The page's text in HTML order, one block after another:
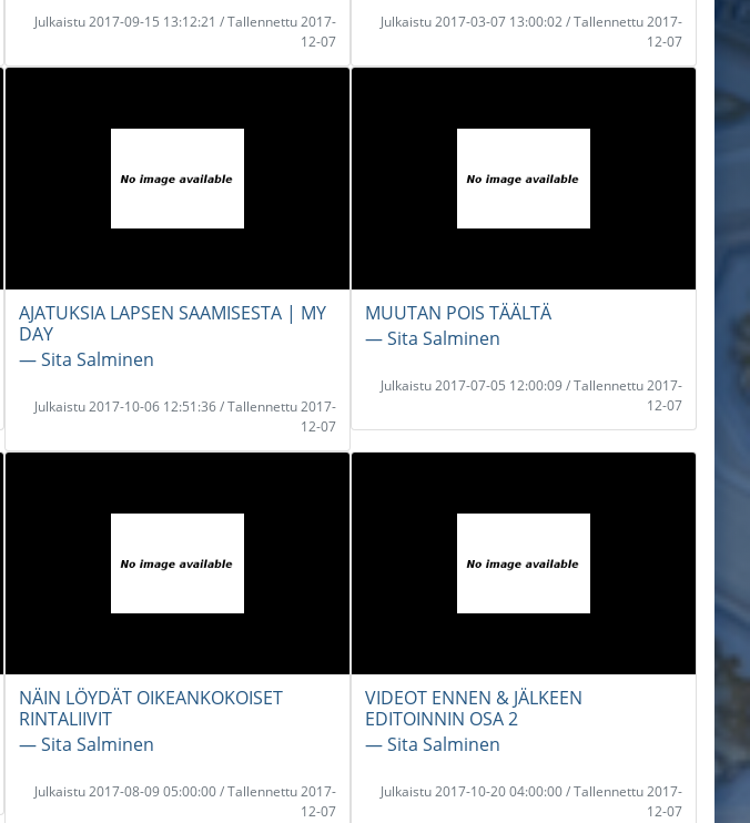
Julkaistu 2017-09-15 13:12:21 / Tallennettu 2017-
12-07
Julkaistu 2017-03-07 13:00:02 / Tallennettu 2017-
12-07
AJATUKSIA LAPSEN SAAMISESTA | MY
DAY
― Sita Salminen
Julkaistu 2017-10-06 12:51:36 / Tallennettu 2017-
12-07
MUUTAN POIS TÄÄLTÄ
― Sita Salminen
Julkaistu 2017-07-05 12:00:09 / Tallennettu 2017-
12-07
NÄIN LÖYDÄT OIKEANKOKOISET
RINTALIIVIT
― Sita Salminen
Julkaistu 2017-08-09 05:00:00 / Tallennettu 2017-
12-07
VIDEOT ENNEN & JÄLKEEN
EDITOINNIN OSA 2
― Sita Salminen
Julkaistu 2017-10-20 04:00:00 / Tallennettu 2017-
12-07